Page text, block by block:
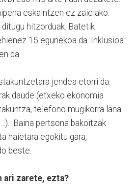
eskaintzen ez zaielako.
hitzorduak. Batetik
15 egunekoa da. Inklusioa
da.
jendea etorri da.
daude (etxeko ekonomia
telefono mugikorra lana
Baina pertsona bakoitzak
haietara egokitu gara,
beste.
ari zarete, ezta?